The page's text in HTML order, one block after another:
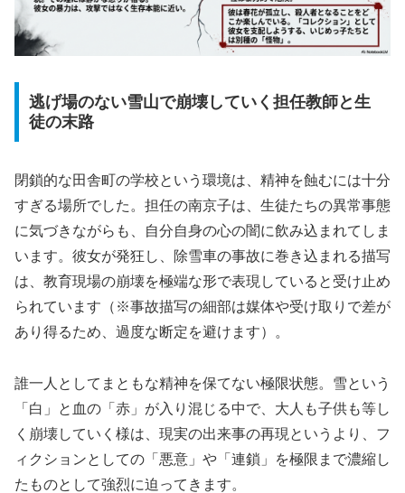
逃げ場のない雪山で崩壊していく担任教師と生
徒の末路
閉鎖的な田舎町の学校という環境は、精神を蝕むには十分
すぎる場所でした。担任の南京子は、生徒たちの異常事態
に気づきながらも、自分自身の心の闇に飲み込まれてしま
います。彼女が発狂し、除雪車の事故に巻き込まれる描写
は、教育現場の崩壊を極端な形で表現していると受け止め
られています（※事故描写の細部は媒体や受け取りで差が
あり得るため、過度な断定を避けます）。
誰一人としてまともな精神を保てない極限状態。雪という
「白」と血の「赤」が入り混じる中で、大人も子供も等し
く崩壊していく様は、現実の出来事の再現というより、フ
ィクションとしての「悪意」や「連鎖」を極限まで濃縮し
たものとして強烈に迫ってきます。